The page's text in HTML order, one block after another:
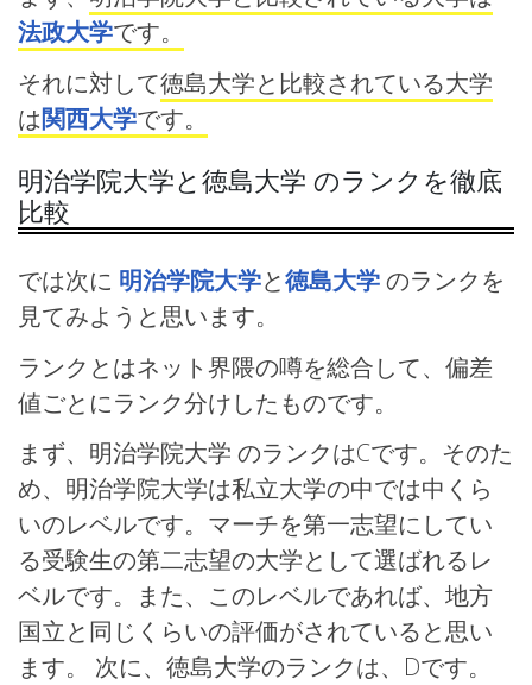
法政大学です。
それに対して徳島大学と比較されている大学
は関西大学です。
明治学院大学と徳島大学 のランクを徹底
比較
では次に 明治学院大学と徳島大学のランクを
見てみようと思います。
ランクとはネット界隈の噂を総合して、偏差
値ごとにランク分けしたものです。
まず、明治学院大学 のランクはCです。そのた
め、明治学院大学は私立大学の中では中くら
いのレベルです。マーチを第一志望にしてい
る受験生の第二志望の大学として選ばれるレ
ベルです。また、このレベルであれば、地方
国立と同じくらいの評価がされていると思い
ます。 次に、徳島大学のランクは、Dです。